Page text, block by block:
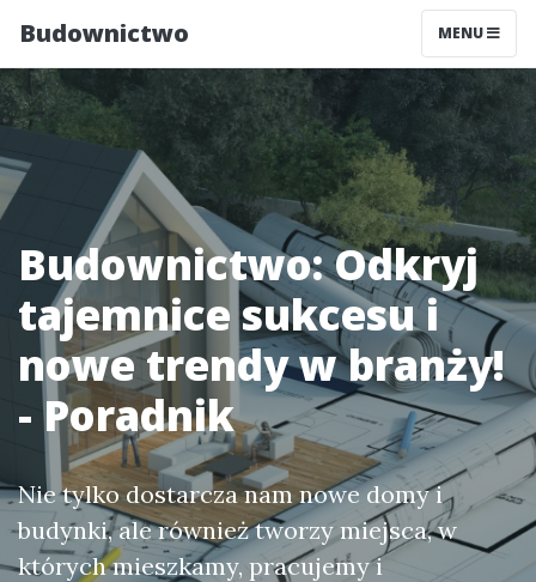
Budownictwo MENU
Budownictwo: Odkryj
tajemnice sukcesu i
nowe trendy w branży!
- Poradnik
Nie tylko dostarcza nam nowe domy i
budynki, ale również tworzy miejsca, w
których mieszkamy, pracujemy i